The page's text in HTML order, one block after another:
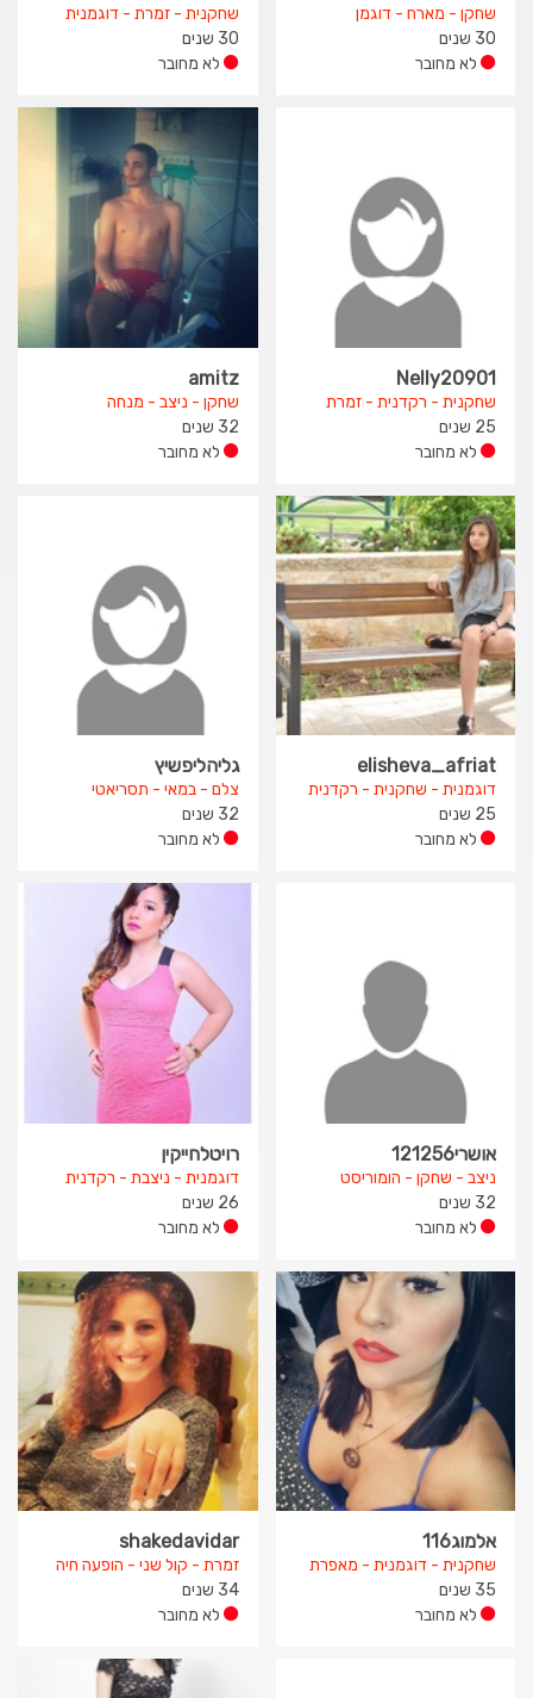
שחקן - מארח - דוגמן
30 שנים
לא מחובר
שחקנית - זמרת - דוגמנית
30 שנים
לא מחובר
Nelly20901
שחקנית - רקדנית - זמרת
25 שנים
לא מחובר
amitz
שחקן - ניצב - מנחה
32 שנים
לא מחובר
elisheva_afriat
דוגמנית - שחקנית - רקדנית
25 שנים
לא מחובר
גליהליפשיץ
צלם - במאי - תסריאטי
32 שנים
לא מחובר
אושרי121256
ניצב - שחקן - הומוריסט
32 שנים
לא מחובר
רויטלחייקין
דוגמנית - ניצבת - רקדנית
26 שנים
לא מחובר
אלמוג116
שחקנית - דוגמנית - מאפרת
35 שנים
לא מחובר
shakedavidar
זמרת - קול שני - הופעה חיה
34 שנים
לא מחובר